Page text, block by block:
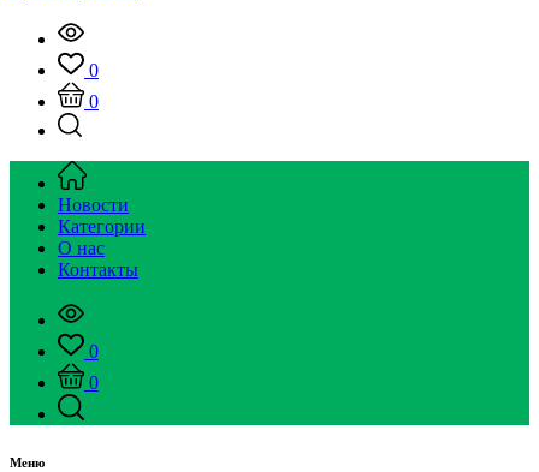
0
0
Новости
Категории
О нас
Контакты
0
0
Меню